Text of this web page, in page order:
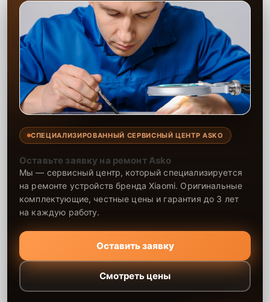
СПЕЦИАЛИЗИРОВАННЫЙ СЕРВИСНЫЙ ЦЕНТР ASKO
Оставьте заявку на ремонт Asko
Мы — сервисный центр, который специализируется
на ремонте устройств бренда Xiaomi. Оригинальные
комплектующие, честные цены и гарантия до 3 лет
на каждую работу.
Оставить заявку
Смотреть цены